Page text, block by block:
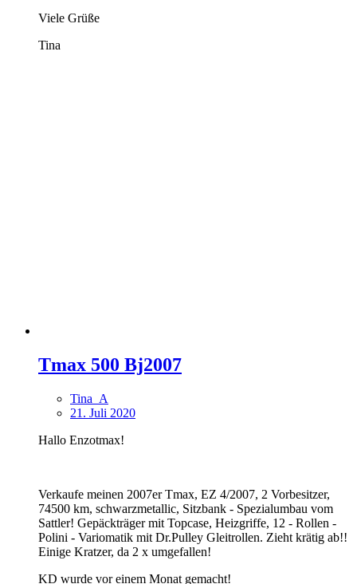
Viele Grüße
Tina
Tmax 500 Bj2007
Tina_A
21. Juli 2020
Hallo Enzotmax!
Verkaufe meinen 2007er Tmax, EZ 4/2007, 2 Vorbesitzer,
74500 km, schwarzmetallic, Sitzbank - Spezialumbau vom
Sattler! Gepäckträger mit Topcase, Heizgriffe, 12 - Rollen -
Polini - Variomatik mit Dr.Pulley Gleitrollen. Zieht krätig ab!!
Einige Kratzer, da 2 x umgefallen!
KD wurde vor einem Monat gemacht!